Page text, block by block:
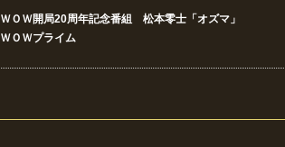
ＯＷ開局20周年記念番組 松本零士「オズマ」
ＯＷプライム